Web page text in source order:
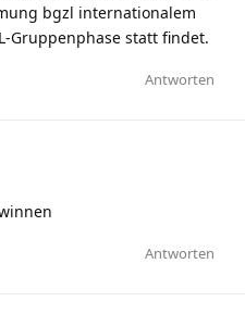
bgzl internationalem
Gruppenphase statt findet.
Antworten
Antworten